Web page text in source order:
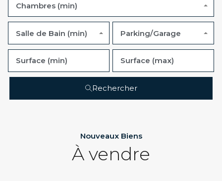
Chambres (min)
Salle de Bain (min) Parking/Garage
Rechercher
Nouveaux Biens
À vendre